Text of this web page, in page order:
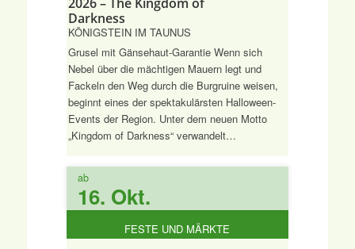
Darkness
KÖNIGSTEIN IM TAUNUS
Grusel mit Gänsehaut-Garantie Wenn sich
Nebel über die mächtigen Mauern legt und
Fackeln den Weg durch die Burgruine weisen,
beginnt eines der spektakulärsten Halloween-
Events der Region. Unter dem neuen Motto
„Kingdom of Darkness“ verwandelt…
ab
16. Okt.
FESTE UND MÄRKTE